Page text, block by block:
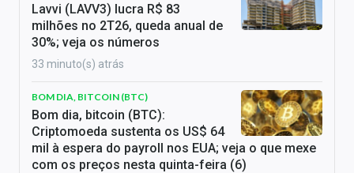
Lavvi (LAVV3) lucra R$ 83
milhões no 2T26, queda anual de
30%; veja os números
33 minuto(s) atrás
BOM DIA, BITCOIN (BTC)
Bom dia, bitcoin (BTC):
Criptomoeda sustenta os US$ 64
mil à espera do payroll nos EUA; veja o que mexe
com os preços nesta quinta-feira (6)